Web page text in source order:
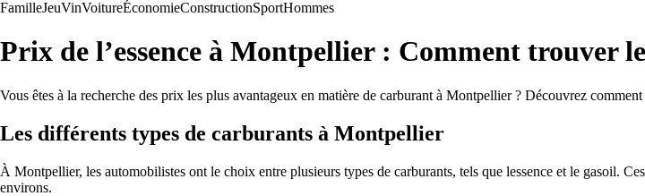
FamilleJeuVinVoitureÉconomieConstructionSportHommes
Prix de l’essence à Montpellier : Comment trouver
Vous êtes à la recherche des prix les plus avantageux en matière de carburant à Montpellier ? Découvrez
Les différents types de carburants à Montpellier
À Montpellier, les automobilistes ont le choix entre plusieurs types de carburants, tels que lessence et le gasoil.
environs.